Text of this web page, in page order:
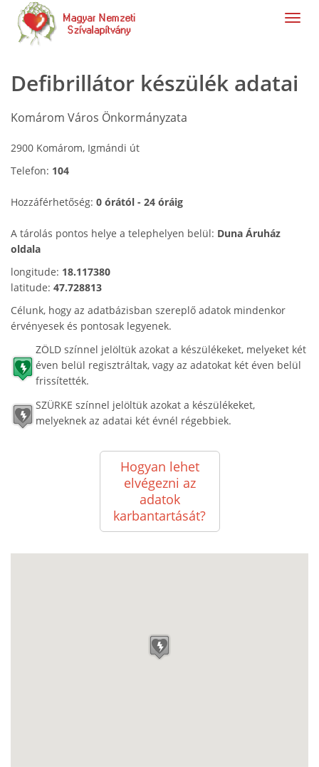
Defibrillátor készülék adatai
Komárom Város Önkormányzata
2900 Komárom, Igmándi út
Telefon: 104
Hozzáférhetőség: 0 órától - 24 óráig
A tárolás pontos helye a telephelyen belül: Duna Áruház
oldala
longitude: 18.117380
latitude: 47.728813
Célunk, hogy az adatbázisban szereplő adatok mindenkor
érvényesek és pontosak legyenek.
ZÖLD színnel jelöltük azokat a készülékeket, melyeket két
éven belül regisztráltak, vagy az adatokat két éven belül
frissítették.
SZÜRKE színnel jelöltük azokat a készülékeket,
melyeknek az adatai két évnél régebbiek.
Hogyan lehet
elvégezni az
adatok
karbantartását?